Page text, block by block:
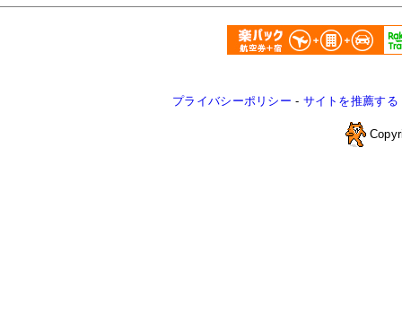
プライバシーポリシー - サイトを推薦する